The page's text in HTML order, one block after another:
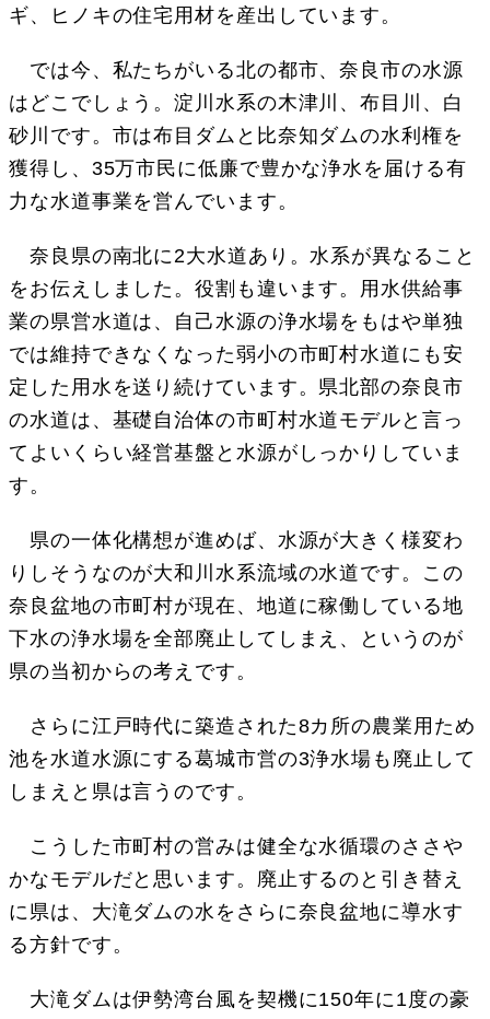
ギ、ヒノキの住宅用材を産出しています。
では今、私たちがいる北の都市、奈良市の水源
はどこでしょう。淀川水系の木津川、布目川、白
砂川です。市は布目ダムと比奈知ダムの水利権を
獲得し、35万市民に低廉で豊かな浄水を届ける有
力な水道事業を営んでいます。
奈良県の南北に2大水道あり。水系が異なること
をお伝えしました。役割も違います。用水供給事
業の県営水道は、自己水源の浄水場をもはや単独
では維持できなくなった弱小の市町村水道にも安
定した用水を送り続けています。県北部の奈良市
の水道は、基礎自治体の市町村水道モデルと言っ
てよいくらい経営基盤と水源がしっかりしていま
す。
県の一体化構想が進めば、水源が大きく様変わ
りしそうなのが大和川水系流域の水道です。この
奈良盆地の市町村が現在、地道に稼働している地
下水の浄水場を全部廃止してしまえ、というのが
県の当初からの考えです。
さらに江戸時代に築造された8カ所の農業用ため
池を水道水源にする葛城市営の3浄水場も廃止して
しまえと県は言うのです。
こうした市町村の営みは健全な水循環のささや
かなモデルだと思います。廃止するのと引き替え
に県は、大滝ダムの水をさらに奈良盆地に導水す
る方針です。
大滝ダムは伊勢湾台風を契機に150年に1度の豪